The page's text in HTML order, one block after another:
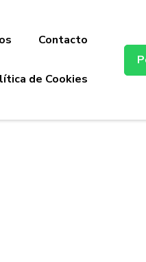
Contacto
de Cookies